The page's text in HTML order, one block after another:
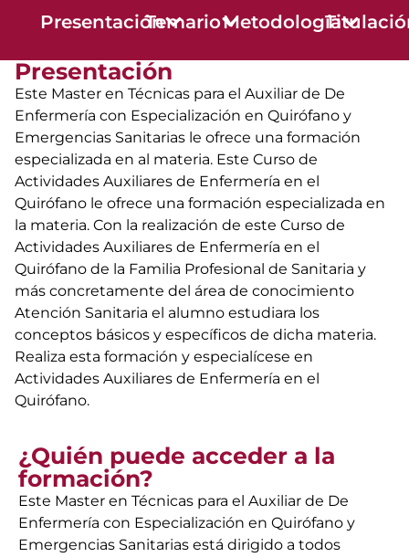
PresentaciónTemarioMetodología
Presentación
Este Master en Técnicas para el Auxiliar de De
Enfermería con Especialización en Quirófano y
Emergencias Sanitarias le ofrece una formación
especializada en al materia. Este Curso de
Actividades Auxiliares de Enfermería en el
Quirófano le ofrece una formación especializada en
la materia. Con la realización de este Curso de
Actividades Auxiliares de Enfermería en el
Quirófano de la Familia Profesional de Sanitaria y
más concretamente del área de conocimiento
Atención Sanitaria el alumno estudiara los
conceptos básicos y específicos de dicha materia.
Realiza esta formación y especialícese en
Actividades Auxiliares de Enfermería en el
Quirófano.
¿Quién puede acceder a la
formación?
Este Master en Técnicas para el Auxiliar de De
Enfermería con Especialización en Quirófano y
Emergencias Sanitarias está dirigido a todos